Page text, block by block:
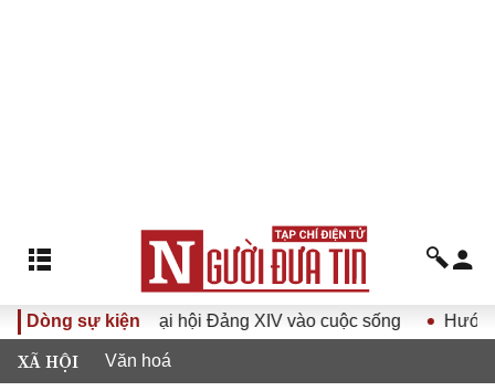
Dòng sự kiện
Nghị quyết Đại hội Đảng XIV vào cuộc sống Hướng tới
XÃ HỘI Văn hoá